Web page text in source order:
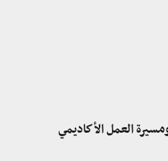
العمل الأكاديمي